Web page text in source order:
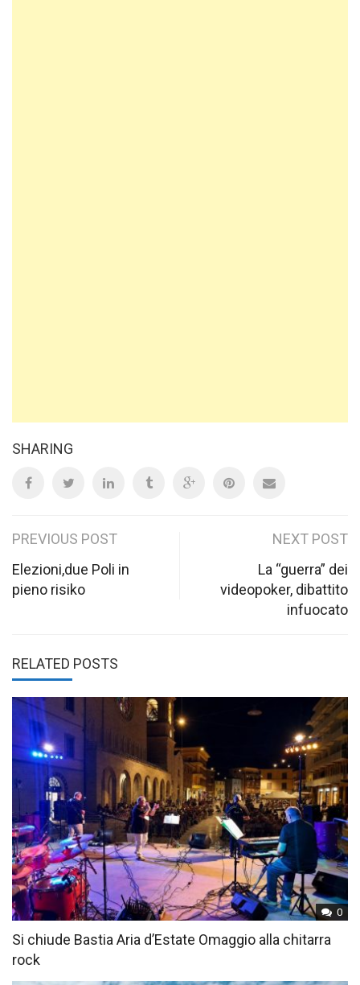
SHARING
Post
navigation
PREVIOUS POST
Elezioni,due Poli in
pieno risiko
NEXT POST
La “guerra” dei
videopoker, dibattito
infuocato
RELATED POSTS
0
Si chiude Bastia Aria d’Estate Omaggio alla chitarra
rock